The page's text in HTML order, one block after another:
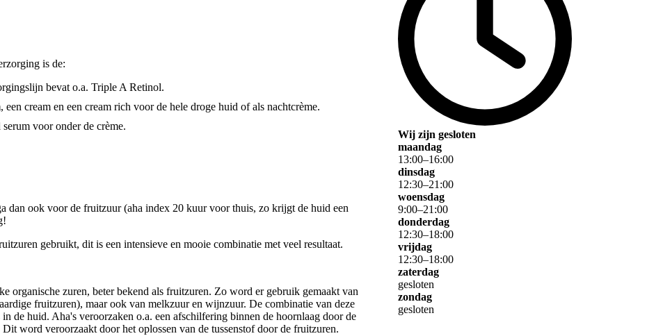
is de:
bevat o.a. Triple A Retinol.
cream en een cream rich voor de hele droge huid of als nachtcrème.
voor onder de crème.
dan ook voor de fruitzuur (aha index 20 kuur voor thuis, zo krijgt de huid een
gebruikt, dit is een intensieve en mooie combinatie met veel resultaat.
zuren, beter bekend als fruitzuren. Zo word er gebruik gemaakt van
fruitzuren), maar ook van melkzuur en wijnzuur. De combinatie van deze
de huid. Aha's veroorzaken o.a. een afschilfering binnen de hoornlaag door de
word veroorzaakt door het oplossen van de tussenstof door de fruitzuren.
Wij zijn gesloten
maandag
13:00–16:00
dinsdag
12:30–21 :00
woensdag
9:00–21 :00
donderdag
12:30–18:00
vrijdag
12:30–18:00
zaterdag
gesloten
zondag
gesloten